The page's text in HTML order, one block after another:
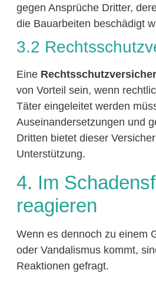
gegen Ansprüche Dritter,
die Bauarbeiten beschädigt
3.2
Eine
von Vorteil sein, wenn
Täter eingeleitet werden
Auseinandersetzungen und
Dritten bietet dieser
Unterstützung.
4. Im
reagieren
Wenn es dennoch zu einem
oder Vandalismus kommt,
Reaktionen gefragt.